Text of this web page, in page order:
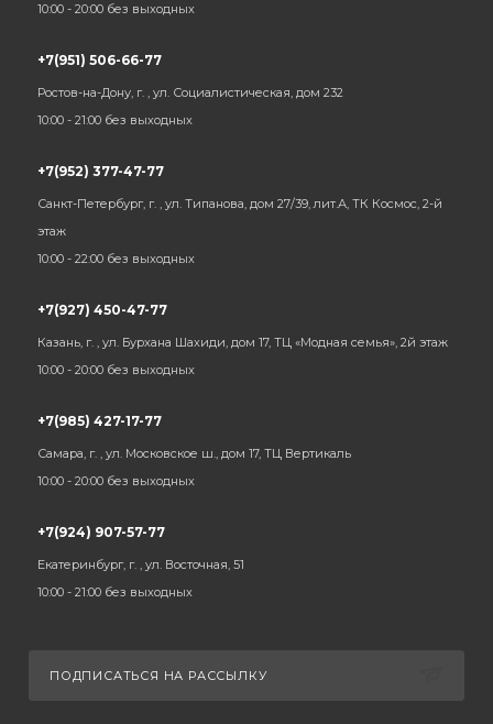
10:00 - 20:00 без выходных
+7(951) 506-66-77
Ростов-на-Дону, г. , ул. Социалистическая, дом 232
10:00 - 21:00 без выходных
+7(952) 377-47-77
Санкт-Петербург, г. , ул. Типанова, дом 27/39, лит.А, ТК Космос, 2-й
этаж
10:00 - 22:00 без выходных
+7(927) 450-47-77
Казань, г. , ул. Бурхана Шахиди, дом 17, ТЦ «Модная семья», 2й этаж
10:00 - 20:00 без выходных
+7(985) 427-17-77
Самара, г. , ул. Московское ш., дом 17, ТЦ Вертикаль
10:00 - 20:00 без выходных
+7(924) 907-57-77
Екатеринбург, г. , ул. Восточная, 51
10:00 - 21:00 без выходных
ПОДПИСАТЬСЯ НА РАССЫЛКУ